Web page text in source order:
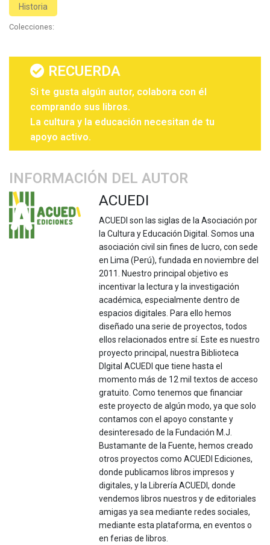
Historia
Colecciones:
RECUERDA
Si te gusta algún autor, colabora con él
comprando sus libros.
La cultura y la educación necesitan de tu
apoyo activo.
INFORMACIÓN DEL AUTOR
ACUEDI
ACUEDI son las siglas de la Asociación por
la Cultura y Educación Digital. Somos una
asociación civil sin fines de lucro, con sede
en Lima (Perú), fundada en noviembre del
2011. Nuestro principal objetivo es
incentivar la lectura y la investigación
académica, especialmente dentro de
espacios digitales. Para ello hemos
diseñado una serie de proyectos, todos
ellos relacionados entre sí. Este es nuestro
proyecto principal, nuestra Biblioteca
DIgital ACUEDI que tiene hasta el
momento más de 12 mil textos de acceso
gratuito. Como tenemos que financiar
este proyecto de algún modo, ya que solo
contamos con el apoyo constante y
desinteresado de la Fundación M.J.
Bustamante de la Fuente, hemos creado
otros proyectos como ACUEDI Ediciones,
donde publicamos libros impresos y
digitales, y la Librería ACUEDI, donde
vendemos libros nuestros y de editoriales
amigas ya sea mediante redes sociales,
mediante esta plataforma, en eventos o
en ferias de libros.